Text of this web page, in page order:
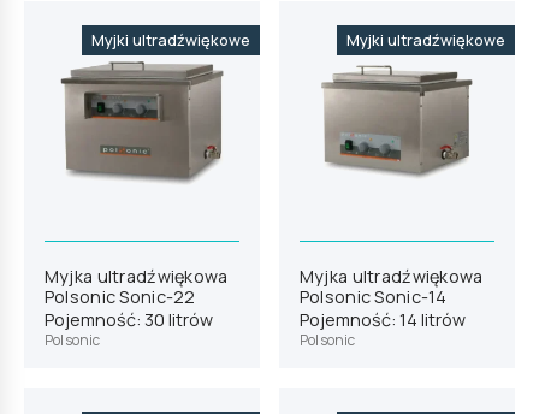
Myjki ultradźwiękowe
Myjka ultradźwiękowa
Polsonic Sonic-22
Pojemność: 30 litrów
Polsonic
Myjki ultradźwiękowe
Myjka ultradźwiękowa
Polsonic Sonic-14
Pojemność: 14 litrów
Polsonic